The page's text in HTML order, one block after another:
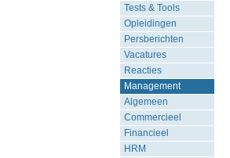
Tests & Tools
Opleidingen
Persberichten
Vacatures
Reacties
Management
Algemeen
Commercieel
Financieel
HRM